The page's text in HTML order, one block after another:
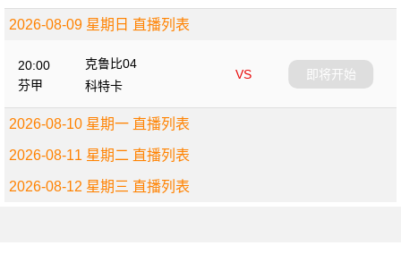
2026-08-09 星期日 直播列表
20:00
芬甲
克鲁比04
VS
科特卡
即将开始
2026-08-10 星期一 直播列表
2026-08-11 星期二 直播列表
2026-08-12 星期三 直播列表